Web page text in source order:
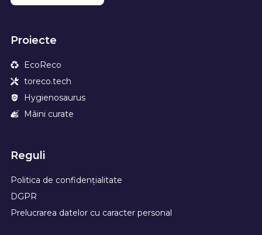
Proiecte
EcoReco
toreco.tech
Hygienosaurus
Mâini curate
Reguli
Politica de confidențialitate
DGPR
Prelucrarea datelor cu caracter personal